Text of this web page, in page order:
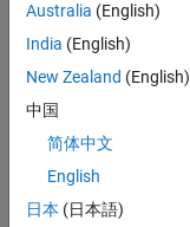
Thankful Level 1
15 Sep 2020
Guarda
tutto
Australia (English)
India (English)
New Zealand (English)
中国
简体中文
English
日本 (日本語)